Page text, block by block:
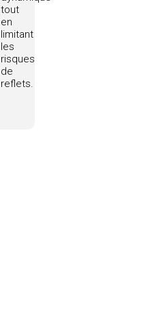
tout
en
limitant
les
risques
de
reflets.